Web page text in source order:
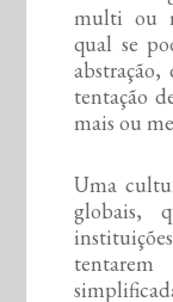
multi ou
qual se
tentação
mais ou
Uma
globais,